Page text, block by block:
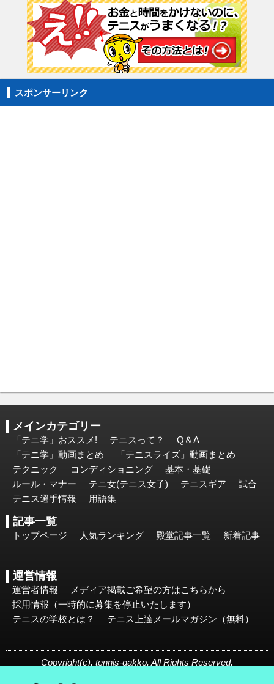
スポンサーリンク
メインカテゴリー
「テニ学」おススメ! テニスって？
Q＆A
「テニ学」動画まとめ
「テニスライズ」動画まとめ
テクニック
コンディショニング
基本・基礎
ルール・マナー
テニ女(テニス女子) テニスギア
試合
テニス選手情報
用語集
記事一覧
トップページ 人気ランキング 殿堂記事一覧 新着記事
運営情報
運営者情報
メディア掲載ご希望の方はこちらから
採用情報（一時的に募集を停止いたします）
テニスの学校とは？
テニス上達メールマガジン（無料）
Copyright(c). tennis-gakko. All Rights Reserved.